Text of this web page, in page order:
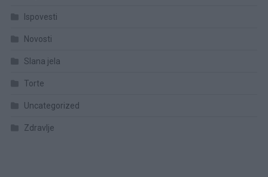
Ispovesti
Novosti
Slana jela
Torte
Uncategorized
Zdravlje